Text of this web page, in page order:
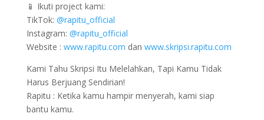
📱 Ikuti project kami:
TikTok: @rapitu_official
Instagram: @rapitu_official
Website : www.rapitu.com dan www.skripsi.rapitu.com
Kami Tahu Skripsi Itu Melelahkan, Tapi Kamu Tidak
Harus Berjuang Sendirian!
Rapitu : Ketika kamu hampir menyerah, kami siap
bantu kamu.